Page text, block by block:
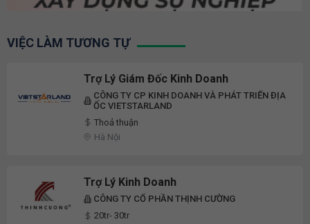
VIỆC LÀM TƯƠNG TỰ
Trợ Lý Giám Đốc Kinh Doanh
CÔNG TY CP KINH DOANH VÀ PHÁT TRIỂN ĐỊA
ỐC VIETSTARLAND
Thoả thuận
Hà Nội
Trợ Lý Kinh Doanh
CÔNG TY CỔ PHẦN THỊNH CƯỜNG
20tr- 30tr